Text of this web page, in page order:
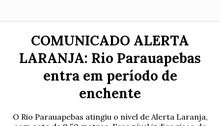
COMUNICADO ALERTA
LARANJA: Rio Parauapebas
entra em período de
enchente
O Rio Parauapebas atingiu o nível de Alerta Laranja,